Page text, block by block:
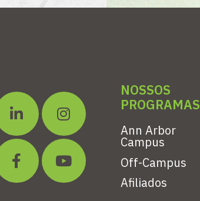
NOSSOS
PROGRAMAS
Ann Arbor
Campus
Off-Campus
Afiliados